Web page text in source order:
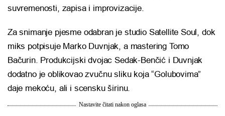
suvremenosti, zapisa i improvizacije.
Za snimanje pjesme odabran je studio Satellite Soul, dok
miks potpisuje Marko Duvnjak, a mastering Tomo
Bačurin. Produkcijski dvojac Sedak-Benčić i Duvnjak
dodatno je oblikovao zvučnu sliku koja “Golubovima”
daje mekoću, ali i scensku širinu.
Nastavite čitati nakon oglasa